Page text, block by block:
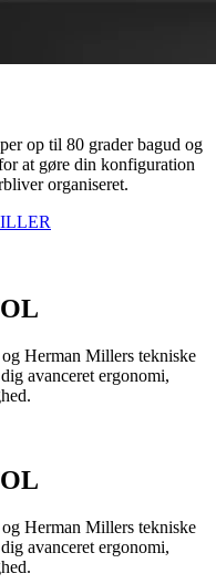
op til 80 grader bagud og
at gøre din konfiguration
organiseret.
Herman Millers tekniske
avanceret ergonomi,
Herman Millers tekniske
avanceret ergonomi,